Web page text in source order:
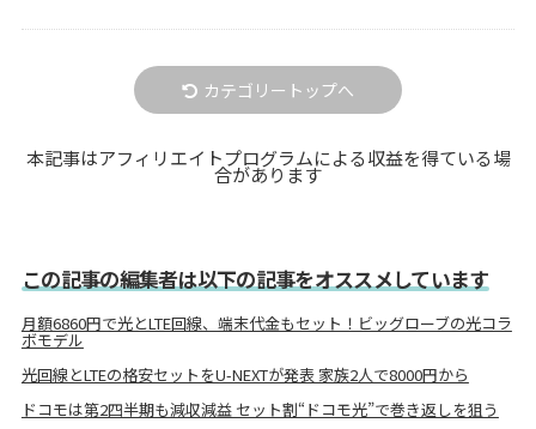
カテゴリートップへ
本記事はアフィリエイトプログラムによる収益を得ている場
合があります
この記事の編集者は以下の記事をオススメしています
月額6860円で光とLTE回線、端末代金もセット！ビッグローブの光コラ
ボモデル
光回線とLTEの格安セットをU-NEXTが発表 家族2人で8000円から
ドコモは第2四半期も減収減益 セット割“ドコモ光”で巻き返しを狙う